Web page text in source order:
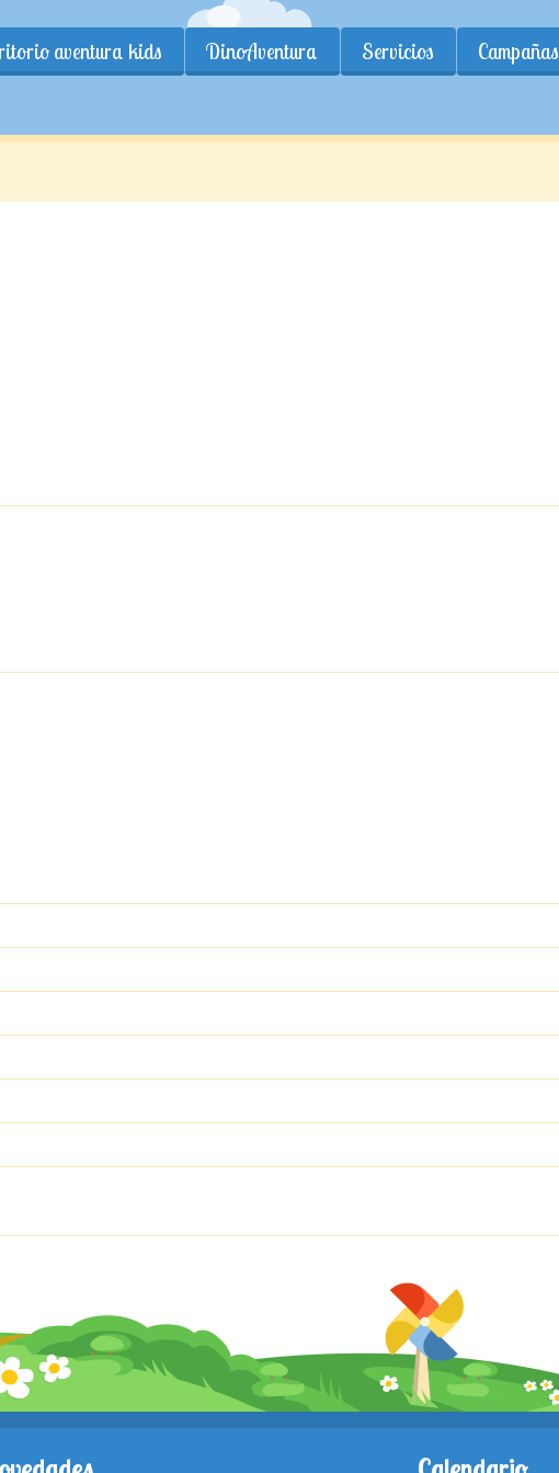
aventura kids DinoAventura Servicios Campañas